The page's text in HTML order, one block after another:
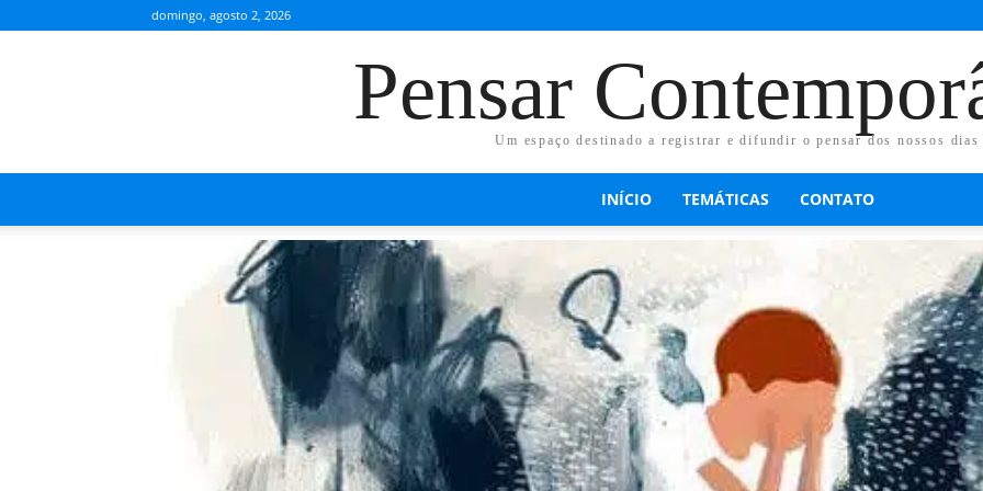
domingo, agosto 2, 2026
Pensar
Um espaço destinado a registrar e difundir o pensar dos nossos dias
INÍCIO TEMÁTICAS CONTATO